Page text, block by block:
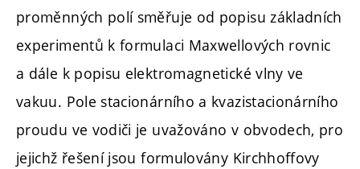
proměnných polí směřuje od popisu základních
experimentů k formulaci Maxwellových rovnic
a dále k popisu elektromagnetické vlny ve
vakuu. Pole stacionárního a kvazistacionárního
proudu ve vodiči je uvažováno v obvodech, pro
jejichž řešení jsou formulovány Kirchhoffovy